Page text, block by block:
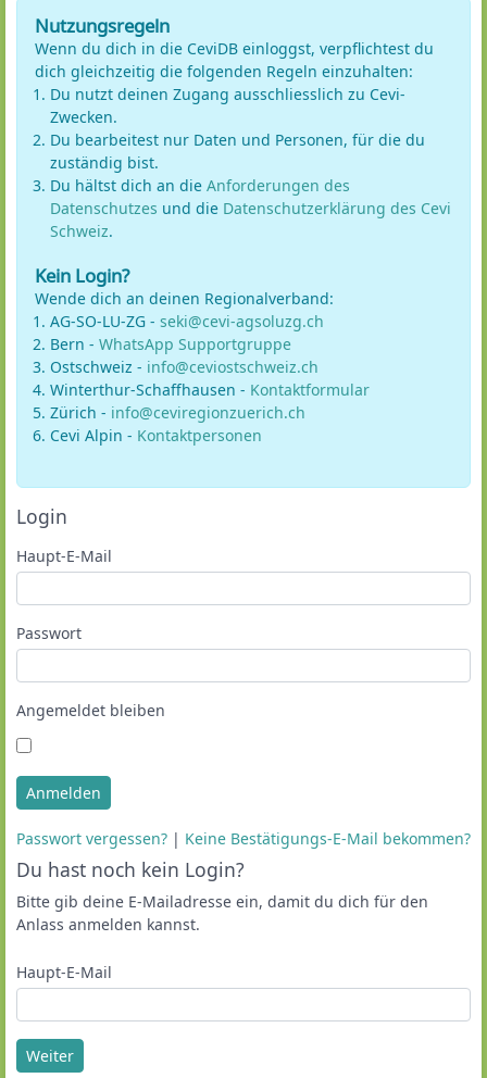
Nutzungsregeln
Wenn du dich in die CeviDB einloggst, verpflichtest du
dich gleichzeitig die folgenden Regeln einzuhalten:
Du nutzt deinen Zugang ausschliesslich zu Cevi-
Zwecken.
Du bearbeitest nur Daten und Personen, für die du
zuständig bist.
Du hältst dich an die Anforderungen des
Datenschutzes und die Datenschutzerklärung des Cevi
Schweiz.
Kein Login?
Wende dich an deinen Regionalverband:
AG-SO-LU-ZG - seki@cevi-agsoluzg.ch
Bern - WhatsApp Supportgruppe
Ostschweiz - info@ceviostschweiz.ch
Winterthur-Schaffhausen - Kontaktformular
Zürich - info@ceviregionzuerich.ch
Cevi Alpin - Kontaktpersonen
Login
Haupt-E-Mail
Passwort
Angemeldet bleiben
Anmelden
Passwort vergessen? | Keine Bestätigungs-E-Mail bekommen?
Du hast noch kein Login?
Bitte gib deine E-Mailadresse ein, damit du dich für den
Anlass anmelden kannst.
Haupt-E-Mail
Weiter